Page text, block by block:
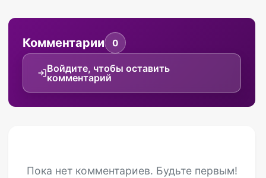
Комментарии 0
Войдите, чтобы оставить
комментарий
Пока нет комментариев. Будьте первым!